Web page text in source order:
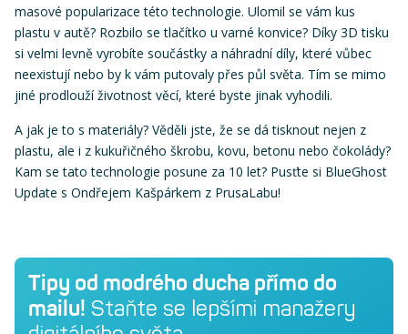
masové popularizace této technologie. Ulomil se vám kus
plastu v autě? Rozbilo se tlačítko u varné konvice? Díky 3D tisku
si velmi levně vyrobíte součástky a náhradní díly, které vůbec
neexistují nebo by k vám putovaly přes půl světa. Tím se mimo
jiné prodlouží životnost věcí, které byste jinak vyhodili.
A jak je to s materiály? Věděli jste, že se dá tisknout nejen z
plastu, ale i z kukuřičného škrobu, kovu, betonu nebo čokolády?
Kam se tato technologie posune za 10 let? Pusťte si BlueGhost
Update s Ondřejem Kašpárkem z PrusaLabu!
Tipy od modrého ducha přímo do
mailu! Staňte se lepšími manažery